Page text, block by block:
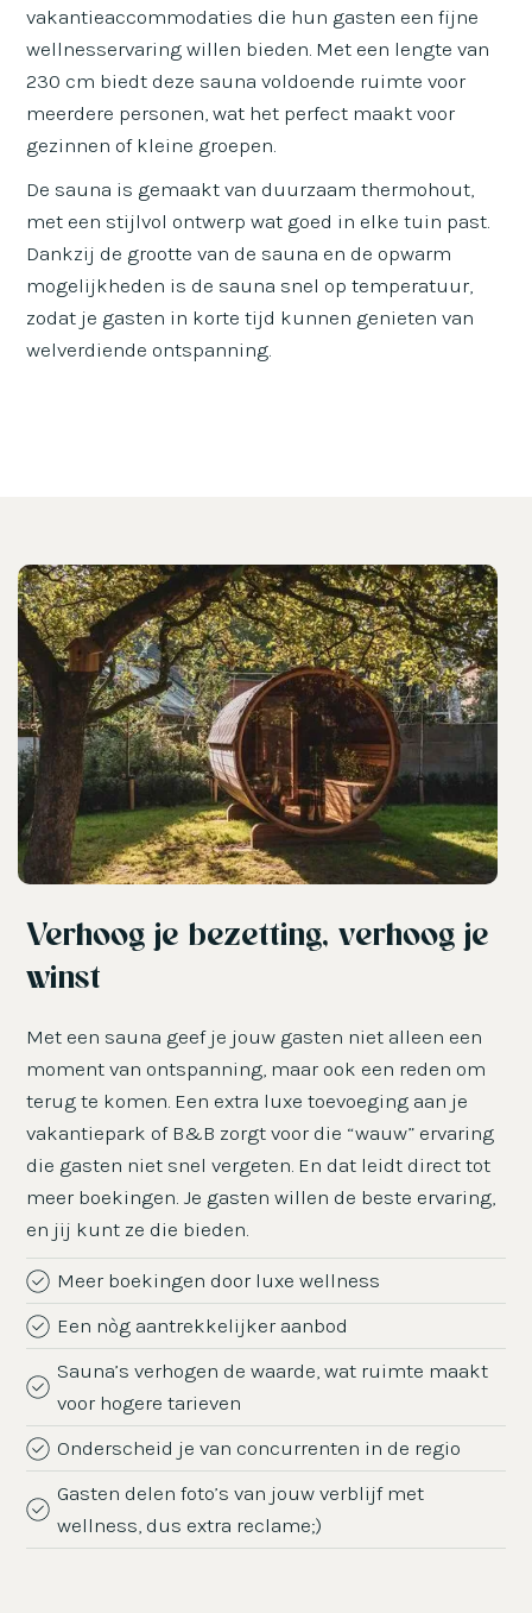
vakantieaccommodaties die hun gasten een fijne
wellnesservaring willen bieden. Met een lengte van
230 cm biedt deze sauna voldoende ruimte voor
meerdere personen, wat het perfect maakt voor
gezinnen of kleine groepen.
De sauna is gemaakt van duurzaam thermohout,
met een stijlvol ontwerp wat goed in elke tuin past.
Dankzij de grootte van de sauna en de opwarm
mogelijkheden is de sauna snel op temperatuur,
zodat je gasten in korte tijd kunnen genieten van
welverdiende ontspanning.
Verhoog je bezetting, verhoog je
winst
Met een sauna geef je jouw gasten niet alleen een
moment van ontspanning, maar ook een reden om
terug te komen. Een extra luxe toevoeging aan je
vakantiepark of B&B zorgt voor die “wauw” ervaring
die gasten niet snel vergeten. En dat leidt direct tot
meer boekingen. Je gasten willen de beste ervaring,
en jij kunt ze die bieden.
Meer boekingen door luxe wellness
Een nòg aantrekkelijker aanbod
Sauna’s verhogen de waarde, wat ruimte maakt
voor hogere tarieven
Onderscheid je van concurrenten in de regio
Gasten delen foto’s van jouw verblijf met
wellness, dus extra reclame;)